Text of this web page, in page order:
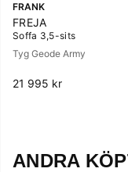
FRANK
FREJA
Soffa 3,5-sits
Tyg Geode Army
21 995 kr
ANDRA